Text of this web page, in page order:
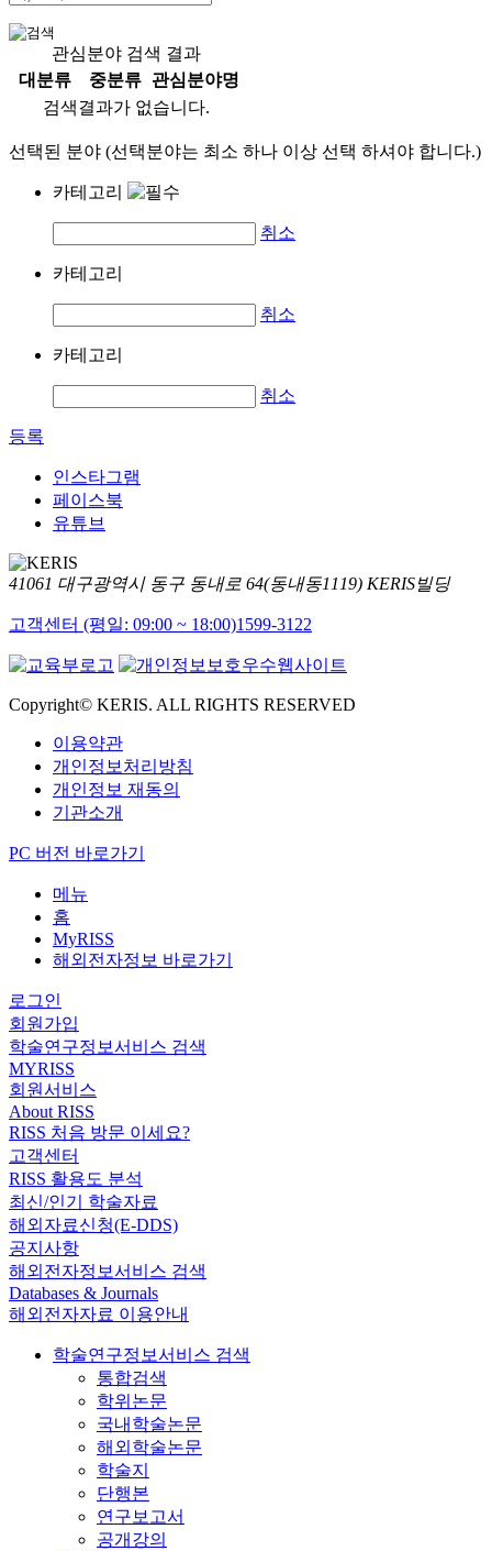
관심분야 검색 결과
대분류
중분류
관심분야명
검색결과가 없습니다.
선택된 분야 (선택분야는 최소 하나 이상 선택 하셔야 합니다.)
카테고리
취소
카테고리
취소
카테고리
취소
등록
인스타그램
페이스북
유튜브
41061 대구광역시 동구 동내로 64(동내동1119) KERIS빌딩
고객센터 (평일: 09:00 ~ 18:00)1599-3122
Copyright© KERIS. ALL RIGHTS RESERVED
이용약관
개인정보처리방침
개인정보 재동의
기관소개
PC 버전 바로가기
메뉴
홈
MyRISS
해외전자정보 바로가기
로그인
회원가입
학술연구정보서비스 검색
MYRISS
회원서비스
About RISS
RISS 처음 방문 이세요?
고객센터
RISS 활용도 분석
최신/인기 학술자료
해외자료신청(E-DDS)
공지사항
해외전자정보서비스 검색
Databases & Journals
해외전자자료 이용안내
학술연구정보서비스 검색
통합검색
학위논문
국내학술논문
해외학술논문
학술지
단행본
연구보고서
공개강의